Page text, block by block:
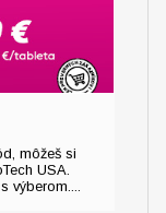
môžeš si
USA.
výberom....